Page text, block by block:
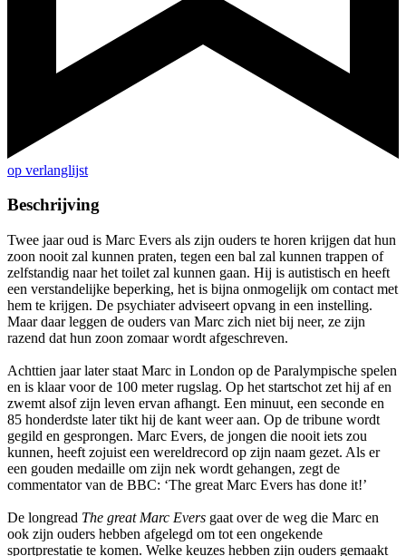
op verlanglijst
Beschrijving
Twee jaar oud is Marc Evers als zijn ouders te horen krijgen dat hun
zoon nooit zal kunnen praten, tegen een bal zal kunnen trappen of
zelfstandig naar het toilet zal kunnen gaan. Hij is autistisch en heeft
een verstandelijke beperking, het is bijna onmogelijk om contact met
hem te krijgen. De psychiater adviseert opvang in een instelling.
Maar daar leggen de ouders van Marc zich niet bij neer, ze zijn
razend dat hun zoon zomaar wordt afgeschreven.
Achttien jaar later staat Marc in London op de Paralympische spelen
en is klaar voor de 100 meter rugslag. Op het startschot zet hij af en
zwemt alsof zijn leven ervan afhangt. Een minuut, een seconde en
85 honderdste later tikt hij de kant weer aan. Op de tribune wordt
gegild en gesprongen. Marc Evers, de jongen die nooit iets zou
kunnen, heeft zojuist een wereldrecord op zijn naam gezet. Als er
een gouden medaille om zijn nek wordt gehangen, zegt de
commentator van de BBC: ‘The great Marc Evers has done it!’
De longread The great Marc Evers gaat over de weg die Marc en
ook zijn ouders hebben afgelegd om tot een ongekende
sportprestatie te komen. Welke keuzes hebben zijn ouders gemaakt